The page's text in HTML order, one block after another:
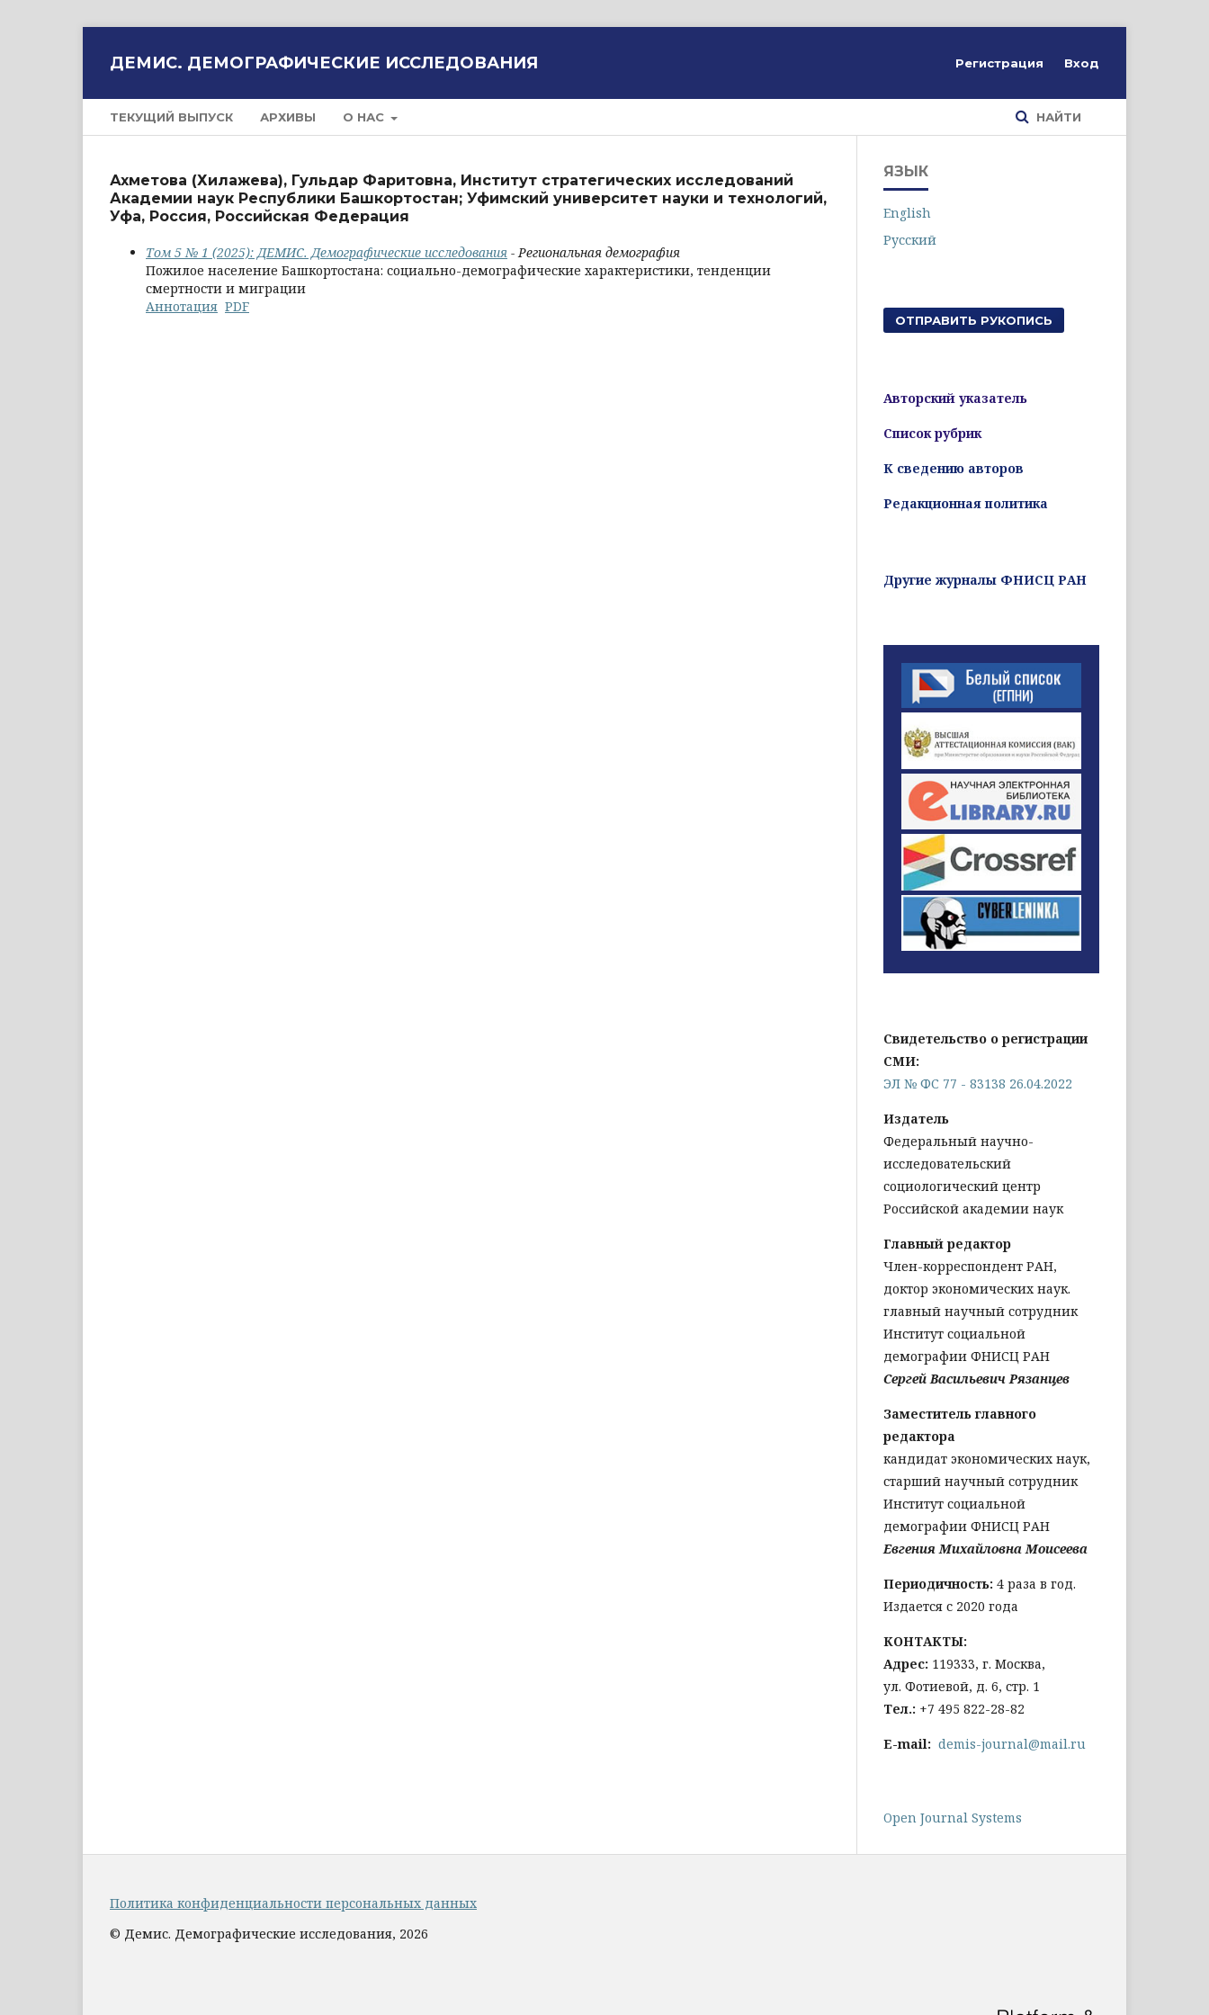
ДЕМИС. ДЕМОГРАФИЧЕСКИЕ ИССЛЕДОВАНИЯ
ТЕКУЩИЙ ВЫПУСК АРХИВЫ О НАС НАЙТИ
Регистрация Вход
Ахметова (Хилажева), Гульдар Фаритовна, Институт стратегических исследований
Академии наук Республики Башкортостан; Уфимский университет науки и технологий,
Уфа, Россия, Российская Федерация
Том 5 № 1 (2025): ДЕМИС. Демографические исследования - Региональная демография
Пожилое население Башкортостана: социально-демографические характеристики, тенденции
смертности и миграции
Аннотация PDF
ЯЗЫК
English
Русский
ОТПРАВИТЬ РУКОПИСЬ
Авторский указатель
Список рубрик
К сведению авторов
Редакционная политика
Другие журналы ФНИСЦ РАН
Свидетельство о регистрации
СМИ:
ЭЛ № ФС 77 - 83138 26.04.2022
Издатель
Федеральный научно-
исследовательский
социологический центр
Российской академии наук
Главный редактор
Член-корреспондент РАН,
доктор экономических наук.
главный научный сотрудник
Институт социальной
демографии ФНИСЦ РАН
Сергей Васильевич Рязанцев
Заместитель главного
редактора
кандидат экономических наук,
старший научный сотрудник
Институт социальной
демографии ФНИСЦ РАН
Евгения Михайловна Моисеева
Периодичность: 4 раза в год.
Издается с 2020 года
КОНТАКТЫ:
Адрес: 119333, г. Москва,
ул. Фотиевой, д. 6, стр. 1
Тел.: +7 495 822-28-82
E-mail: demis-journal@mail.ru
Open Journal Systems
Политика конфиденциальности персональных данных
© Демис. Демографические исследования, 2026